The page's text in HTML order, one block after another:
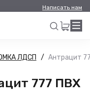
Написать нам
Искать
ЛДСП Антрацит
777 ПВХ